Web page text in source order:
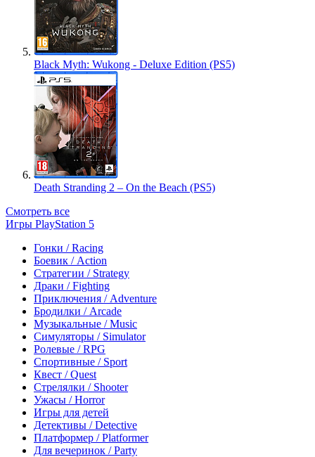
Black Myth: Wukong - Deluxe Edition (PS5)
Death Stranding 2 – On the Beach (PS5)
Смотреть все
Игры PlayStation 5
Гонки / Racing
Боевик / Action
Стратегии / Strategy
Драки / Fighting
Приключения / Adventure
Бродилки / Arcade
Музыкальные / Music
Симуляторы / Simulator
Ролевые / RPG
Спортивные / Sport
Квест / Quest
Стрелялки / Shooter
Ужасы / Horror
Игры для детей
Детективы / Detective
Платформер / Platformer
Для вечеринок / Party